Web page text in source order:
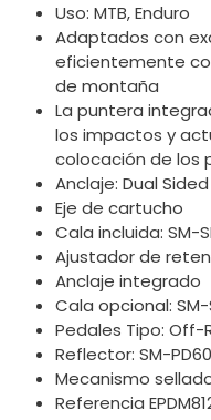
Uso: MTB, Enduro
Adaptados con
eficientemente
de montaña
La puntera
los impactos y
colocación de los
Anclaje: Dual Sided
Eje de cartucho
Cala incluida: SM-
Ajustador de
Anclaje integrado
Cala opcional: SM-
Pedales Tipo: Off-
Reflector: SM-PD60
Mecanismo
Referencia